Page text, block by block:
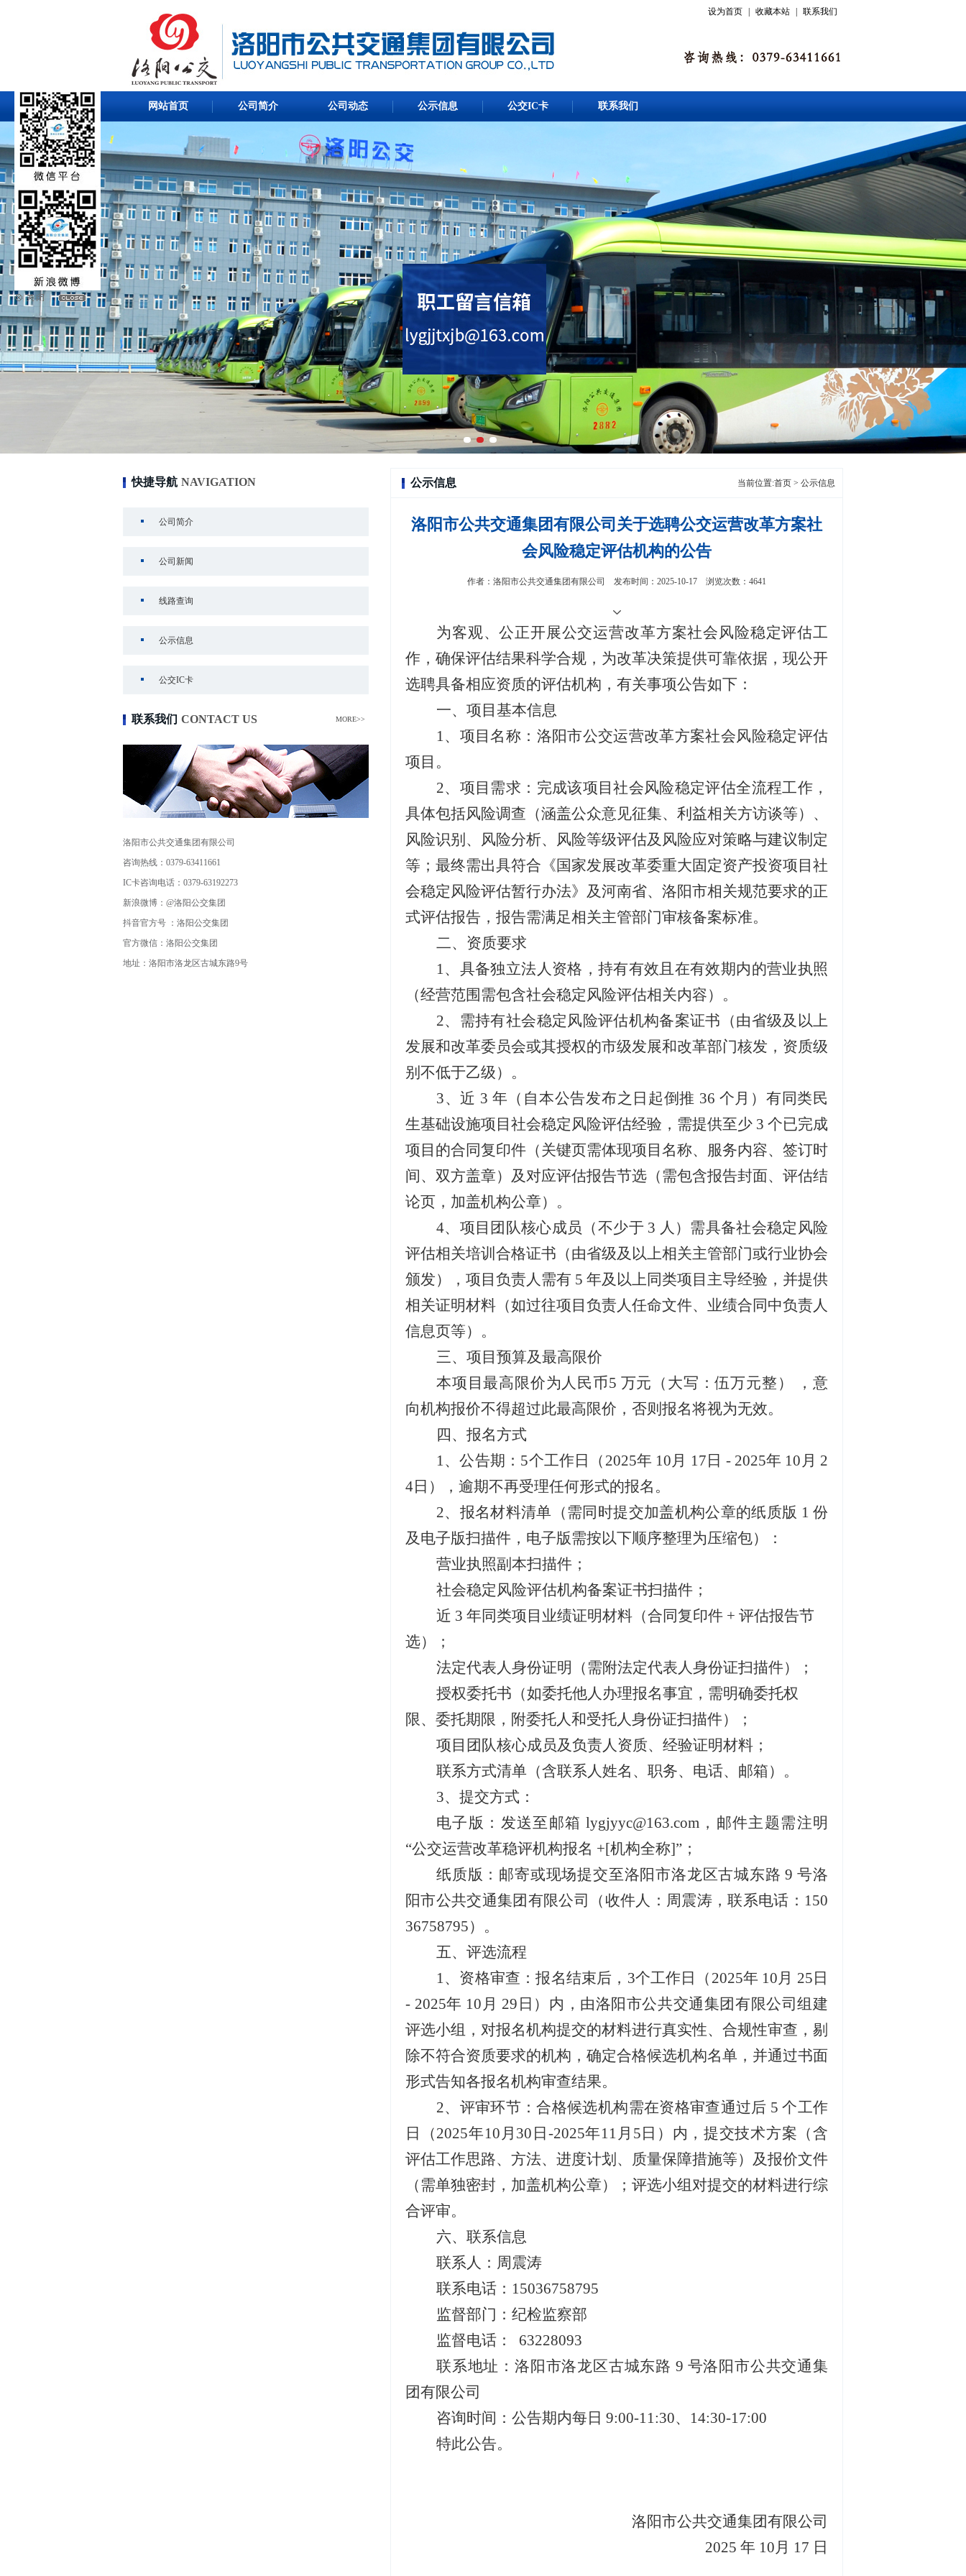
设为首页 收藏本站 联系我们
网站首页 公司简介 公司动态 公示信息 公交IC卡 联系我们
快捷导航 NAVIGATION
公司简介
公司新闻
线路查询
公示信息
公交IC卡
联系我们 CONTACT US MORE>>
洛阳市公共交通集团有限公司
咨询热线：0379-63411661
IC卡咨询电话：0379-63192273
新浪微博：@洛阳公交集团
抖音官方号 ：洛阳公交集团
官方微信：洛阳公交集团
地址：洛阳市洛龙区古城东路9号
公示信息 当前位置:首页 > 公示信息
洛阳市公共交通集团有限公司关于选聘公交运营改革方案社
会风险稳定评估机构的公告
作者：洛阳市公共交通集团有限公司 发布时间：2025-10-17 浏览次数：4641
为客观、公正开展公交运营改革方案社会风险稳定评估工
作，确保评估结果科学合规，为改革决策提供可靠依据，现公开
选聘具备相应资质的评估机构，有关事项公告如下：
一、项目基本信息
1、 项目名称：洛阳市公交运营改革方案社会风险稳定评估
项目。
2、 项目需求：完成该项目社会风险稳定评估全流程工作，
具体包括风险调查（涵盖公众意见征集、利益相关方访谈等）、
风险识别、风险分析、风险等级评估及风险应对策略与建议制定
等；最终需出具符合《国家发展改革委重大固定资产投资项目社
会稳定风险评估暂行办法》及河南省、洛阳市相关规范要求的正
式评估报告，报告需满足相关主管部门审核备案标准。
二、资质要求
1、 具备独立法人资格，持有有效且在有效期内的营业执照
（经营范围需包含社会稳定风险评估相关内容）。
2、 需持有社会稳定风险评估机构备案证书（由省级及以上
发展和改革委员会或其授权的市级发展和改革部门核发，资质级
别不低于乙级）。
3、近 3 年（自本公告发布之日起倒推 36 个月）有同类民
生基础设施项目社会稳定风险评估经验，需提供至少 3 个已完成
项目的合同复印件（关键页需体现项目名称、服务内容、签订时
间、双方盖章）及对应评估报告节选（需包含报告封面、评估结
论页，加盖机构公章）。
4、 项目团队核心成员（不少于 3 人）需具备社会稳定风险
评估相关培训合格证书（由省级及以上相关主管部门或行业协会
颁发），项目负责人需有 5 年及以上同类项目主导经验，并提供
相关证明材料（如过往项目负责人任命文件、业绩合同中负责人
信息页等）。
三、项目预算及最高限价
本项目最高限价为人民币5 万元（大写：伍万元整） ，意
向机构报价不得超过此最高限价，否则报名将视为无效。
四、报名方式
1、公告期： 5个工作日 （ 2025年 10月 17 日 - 2025年 10 月 2
4日），逾期不再受理任何形式的报名。
2、 报名材料清单（需同时提交加盖机构公章的纸质版 1 份
及电子版扫描件，电子版需按以下顺序整理为压缩包）：
营业执照副本扫描件；
社会稳定风险评估机构备案证书扫描件；
近 3 年同类项目业绩证明材料（合同复印件 + 评估报告节
选）；
法定代表人身份证明（需附法定代表人身份证扫描件）；
授权委托书（如委托他人办理报名事宜，需明确委托权
限、委托期限，附委托人和受托人身份证扫描件）；
项目团队核心成员及负责人资质、经验证明材料；
联系方式清单（含联系人姓名、职务、电话、邮箱）。
3、 提交方式：
电子版：发送至邮箱 lygjyyc@163.com，邮件主题需注明
“公交运营改革稳评机构报名 +[机构全称]”；
纸质版：邮寄或现场提交至洛阳市洛龙区古城东路 9 号洛
阳市公共交通集团有限公司（收件人：周震涛，联系电话：150
36758795）。
五、评选流程
1、 资格审查：报名结束后 ， 3个工作日（2025年 10月 25 日
- 2025年 10 月 29 日 ） 内，由洛阳市公共交通集团有限公司组建
评选小组，对报名机构提交的材料进行真实性、合规性审查，剔
除不符合资质要求的机构，确定合格候选机构名单，并通过书面
形式告知各报名机构审查结果。
2、 评审环节：合格候选机构需在资格审查通过后 5 个工作
日
（2025年10月30日-2025年11月5日） 内，提交技术方案（含
评估工作思路、方法、进度计划、质量保障措施等）及报价文件
（需单独密封，加盖机构公章）；评选小组对提交的材料进行综
合评审。
六、联系信息
联系人：周震涛
联系电话： 15036758795
监督部门：纪检监察部
监督电话：
63228093
联系地址：洛阳市洛龙区古城东路 9 号洛阳市公共交通集
团有限公司
咨询时间：公告期内每日 9:00-11:30、14:30-17:00
特此公告。
洛阳市公共交通集团有限公司
2025 年 10月 17 日